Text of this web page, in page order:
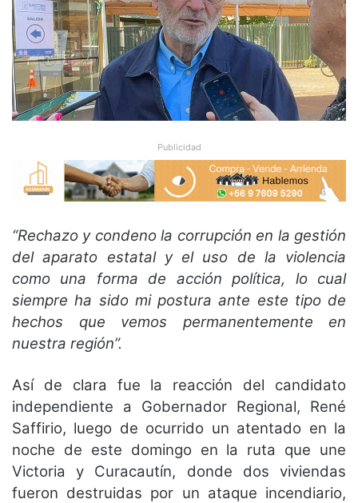
Publicidad
“Rechazo y condeno la corrupción en la gestión
del aparato estatal y el uso de la violencia
como una forma de acción política, lo cual
siempre ha sido mi postura ante este tipo de
hechos que vemos permanentemente en
nuestra región”.
Así de clara fue la reacción del candidato
independiente a Gobernador Regional, René
Saffirio, luego de ocurrido un atentado en la
noche de este domingo en la ruta que une
Victoria y Curacautín, donde dos viviendas
fueron destruidas por un ataque incendiario,